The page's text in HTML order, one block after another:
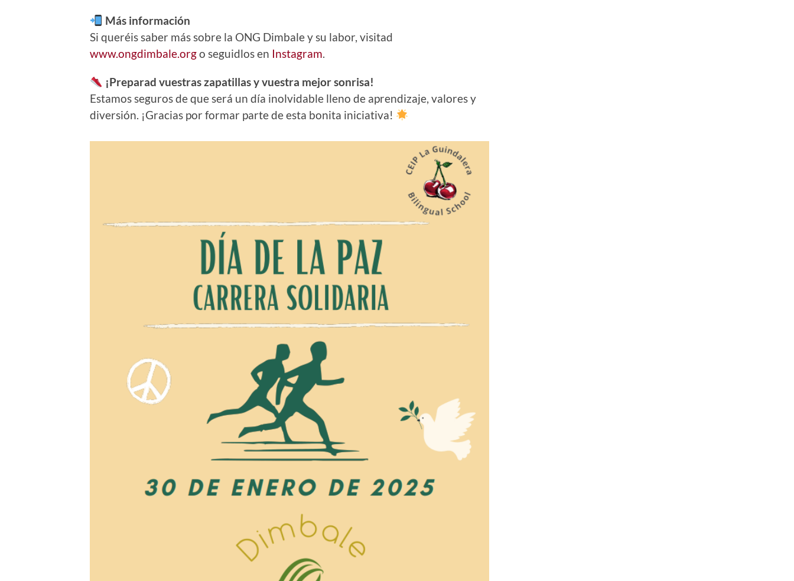
Más información
Si queréis saber más sobre la ONG Dimbale y su labor, visitad
www.ongdimbale.orgo seguidlos en Instagram.
¡Preparad vuestras zapatillas y vuestra mejor sonrisa!
Estamos seguros de que será un día inolvidable lleno de aprendizaje, valores y
diversión. ¡Gracias por formar parte de esta bonita iniciativa!